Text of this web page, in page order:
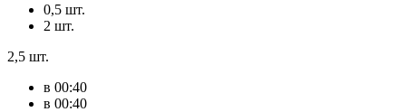
0,5 шт.
2 шт.
2,5 шт.
в 00:40
в 00:40